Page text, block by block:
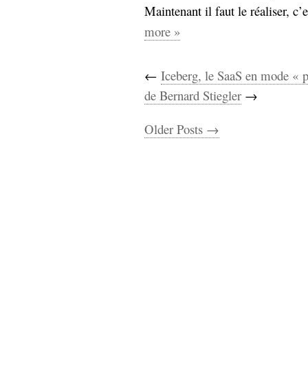
Maintenant il faut le réaliser,
more »
← Iceberg, le SaaS en mode «
de Bernard Stiegler →
Older Posts →